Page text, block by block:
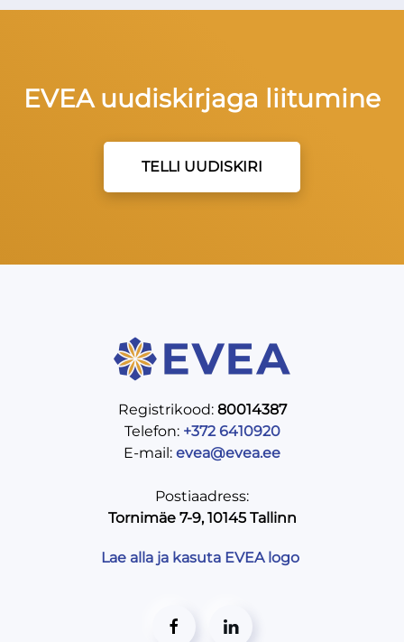
EVEA uudiskirjaga liitumine
TELLI UUDISKIRI
Registrikood: 80014387
Telefon: +372 6410920
E-mail: evea@evea.ee
Postiaadress:
Tornimäe 7-9, 10145 Tallinn
Lae alla ja kasuta EVEA logo